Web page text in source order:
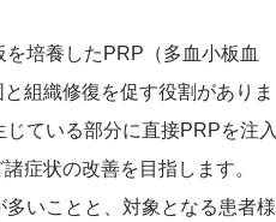
培養したPRP（多血小板血
組織修復を促す役割がありま
ている部分に直接PRPを注入
症状の改善を目指します。
いことと、対象となる患者様